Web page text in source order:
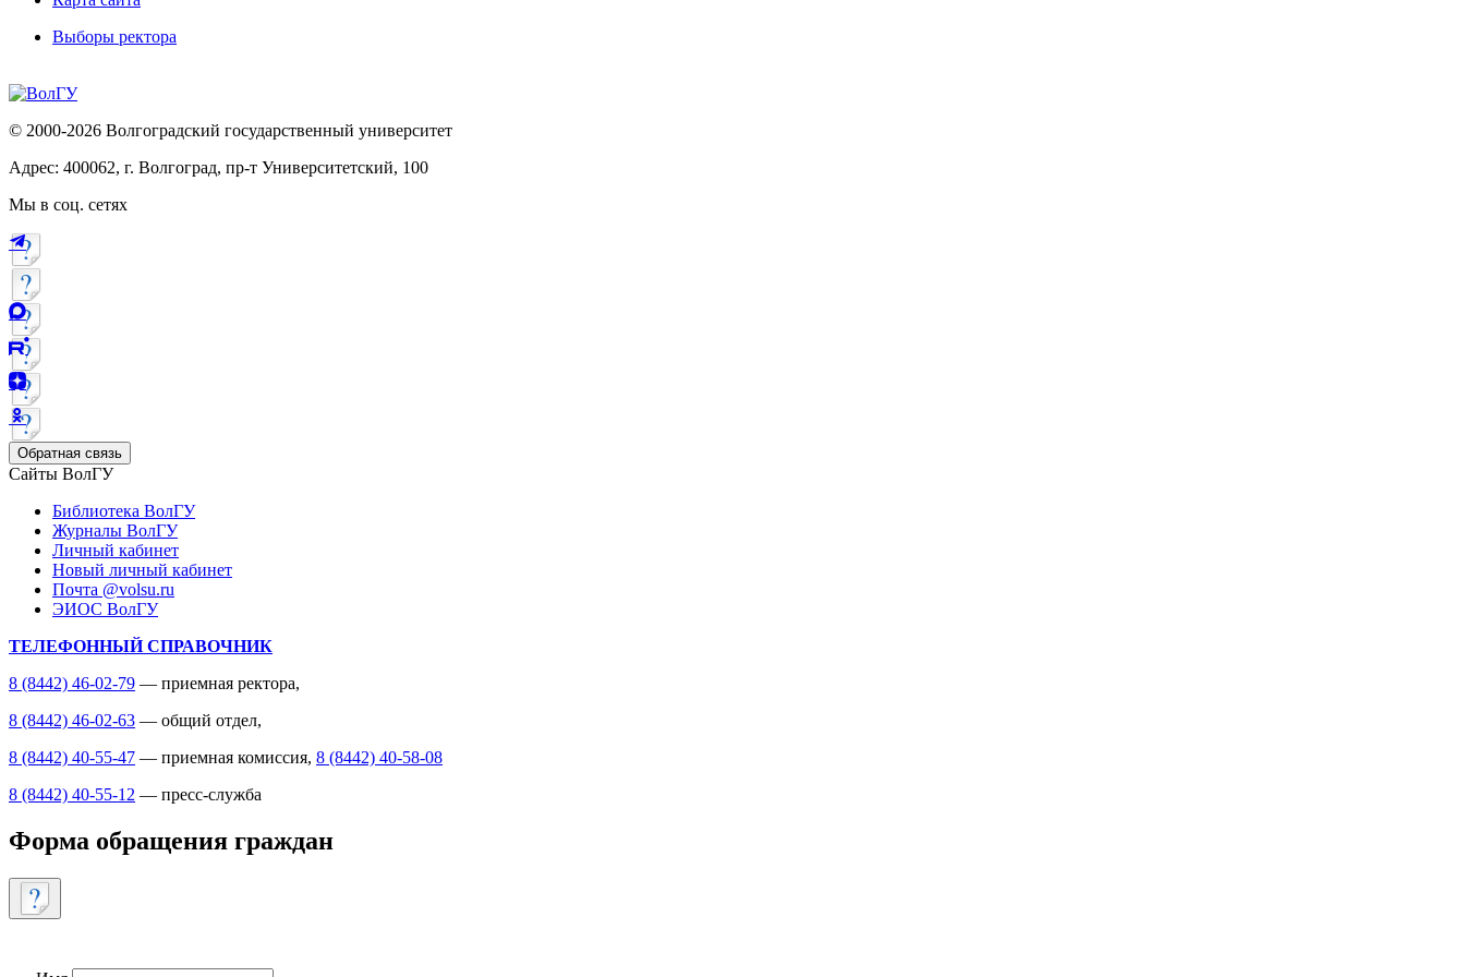
Выборы ректора
© 2000-2026 Волгоградский государственный университет
Адрес: 400062, г. Волгоград, пр-т Университетский, 100
Мы в соц. сетях
Обратная связь
Сайты ВолГУ
Библиотека ВолГУ
Журналы ВолГУ
Личный кабинет
Новый личный кабинет
Почта @volsu.ru
ЭИОС ВолГУ
ТЕЛЕФОННЫЙ СПРАВОЧНИК
8 (8442) 46-02-79 — приемная ректора,
8 (8442) 46-02-63 — общий отдел,
8 (8442) 40-55-47 — приемная комиссия, 8 (8442) 40-58-08
8 (8442) 40-55-12 — пресс-служба
Форма обращения граждан